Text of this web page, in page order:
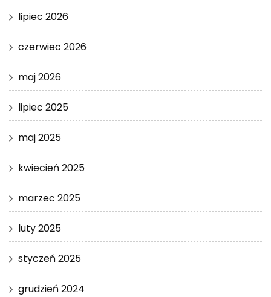
lipiec 2026
czerwiec 2026
maj 2026
lipiec 2025
maj 2025
kwiecień 2025
marzec 2025
luty 2025
styczeń 2025
grudzień 2024